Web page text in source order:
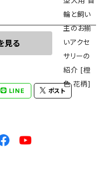
見る
LINE ポスト